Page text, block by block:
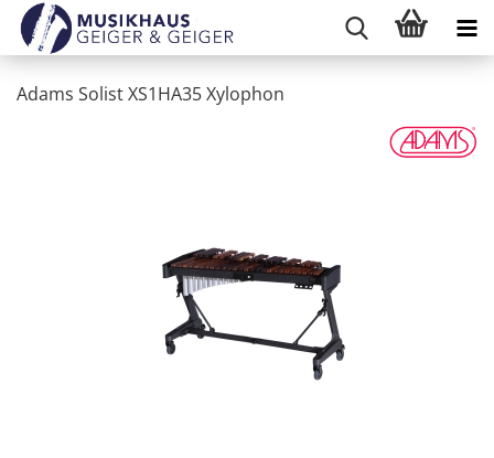
Adams Solist XS1HA35 Xylophon